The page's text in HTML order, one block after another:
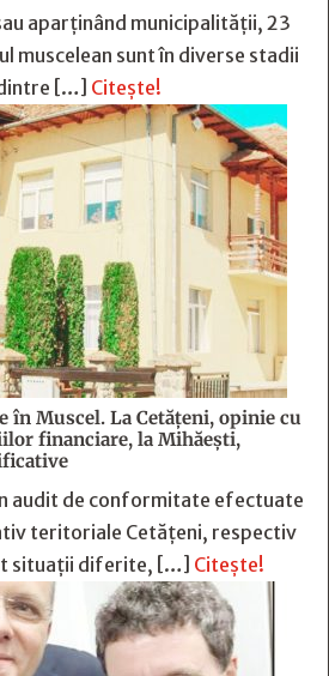
aparținând municipalității, 23
muscelean sunt în diverse stadii
[…] Citește!
în Muscel. La Cetăţeni, opinie cu
financiare, la Mihăeşti,
audit de conformitate efectuate
teritoriale Cetățeni, respectiv
situații diferite, […] Citește!